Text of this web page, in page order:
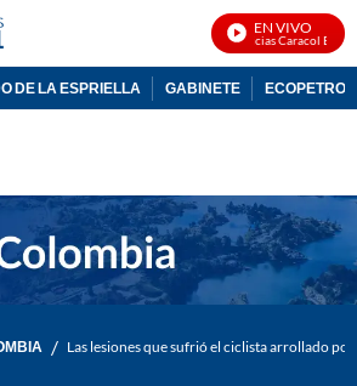
EN VIVO
Noticias Caracol En Vivo
DE LA ESPRIELLA GABINETE ECOPETROL
/ Las lesiones que sufrió el ciclista arrollado